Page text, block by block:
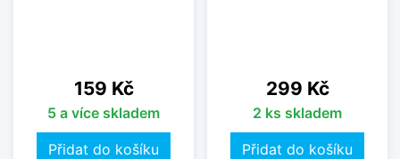
Cena
159 Kč
5 a více skladem
Přidat do košíku
Cena
299 Kč
2 ks skladem
Přidat do košíku